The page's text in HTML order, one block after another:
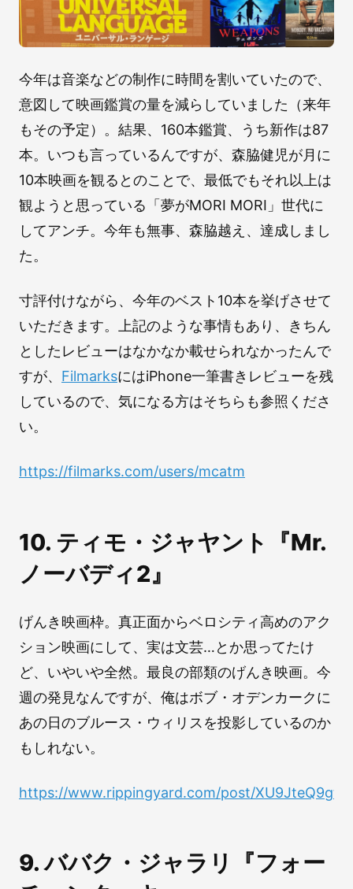
今年は音楽などの制作に時間を割いていたので、
意図して映画鑑賞の量を減らしていました（来年
もその予定）。結果、160本鑑賞、うち新作は87
本。いつも言っているんですが、森脇健児が月に
10本映画を観るとのことで、最低でもそれ以上は
観ようと思っている「夢がMORI MORI」世代に
してアンチ。今年も無事、森脇越え、達成しまし
た。
寸評付けながら、今年のベスト10本を挙げさせて
いただきます。上記のような事情もあり、きちん
としたレビューはなかなか載せられなかったんで
すが、 FilmarksにはiPhone一筆書きレビューを残
しているので、気になる方はそちらも参照くださ
い。
https://filmarks.com/users/mcatm
10. ティモ・ジャヤント『Mr.
ノーバディ2』
げんき映画枠。真正面からベロシティ高めのアク
ション映画にして、実は文芸…とか思ってたけ
ど、いやいや全然。最良の部類のげんき映画。今
週の発見なんですが、俺はボブ・オデンカークに
あの日のブルース・ウィリスを投影しているのか
もしれない。
https://www.rippingyard.com/post/
9. ババク・ジャラリ『フォー